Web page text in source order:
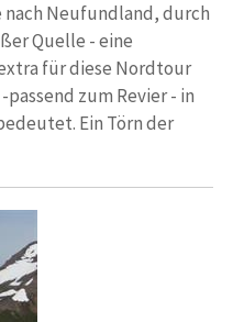
nach Neufundland, durch
Quelle - eine
für diese Nordtour
passend zum Revier - in
Ein Törn der